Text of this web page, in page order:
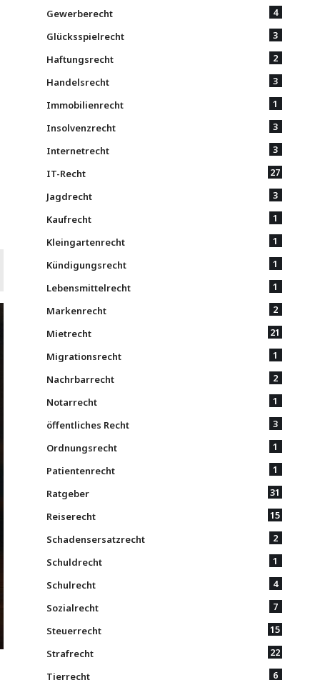
Gewerberecht
4
Glücksspielrecht
3
Haftungsrecht
2
Handelsrecht
3
Immobilienrecht
1
Insolvenzrecht
3
Internetrecht
3
IT-Recht
27
Jagdrecht
3
Kaufrecht
1
Kleingartenrecht
1
Kündigungsrecht
1
Lebensmittelrecht
1
Markenrecht
2
Mietrecht
21
Migrationsrecht
1
Nachrbarrecht
2
Notarrecht
1
öffentliches Recht
3
Ordnungsrecht
1
Patientenrecht
1
Ratgeber
31
Reiserecht
15
Schadensersatzrecht
2
Schuldrecht
1
Schulrecht
4
Sozialrecht
7
Steuerrecht
15
Strafrecht
22
Tierrecht
6